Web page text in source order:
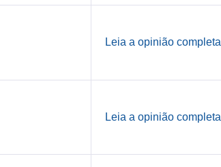
Leia a opinião completa
Leia a opinião completa